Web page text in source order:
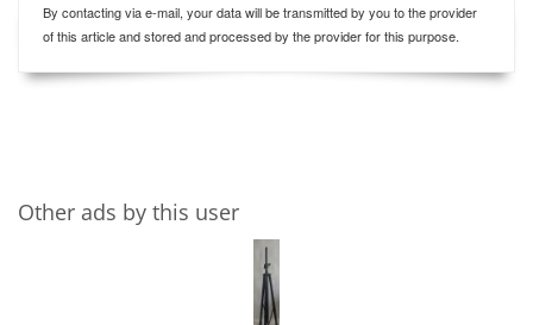
By contacting via e-mail, your data will be transmitted by you to the provider
of this article and stored and processed by the provider for this purpose.
Other ads by this user